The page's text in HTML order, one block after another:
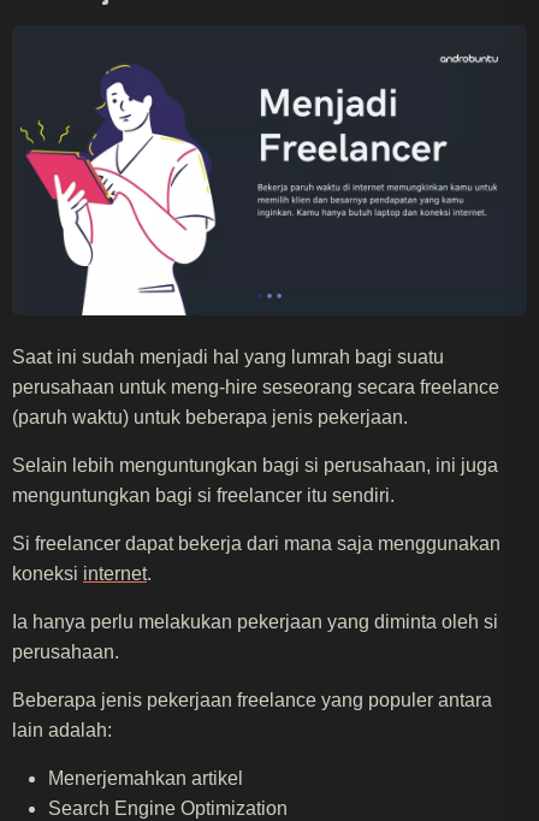
Saat ini sudah menjadi hal yang lumrah bagi suatu
perusahaan untuk meng-hire seseorang secara freelance
(paruh waktu) untuk beberapa jenis pekerjaan.
Selain lebih menguntungkan bagi si perusahaan, ini juga
menguntungkan bagi si freelancer itu sendiri.
Si freelancer dapat bekerja dari mana saja menggunakan
koneksi internet.
Ia hanya perlu melakukan pekerjaan yang diminta oleh si
perusahaan.
Beberapa jenis pekerjaan freelance yang populer antara
lain adalah:
Menerjemahkan artikel
Search Engine Optimization